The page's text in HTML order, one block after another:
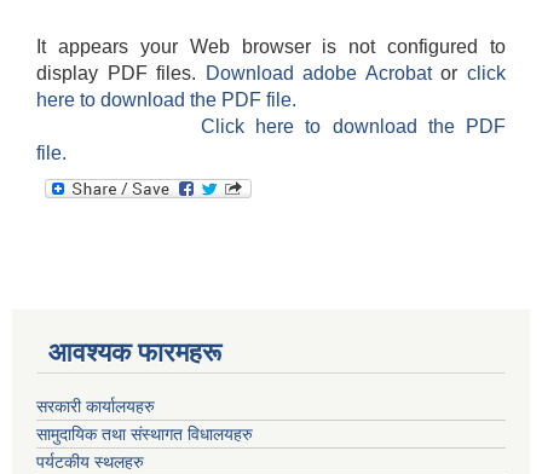
It appears your Web browser is not configured to
display PDF files.
Download adobe Acrobatorclick
here to download the PDF file.
Click here to download the PDF
file.
आवश्यक फारमहरू
सरकारी कार्यालयहरु
सामुदायिक तथा संस्थागत विधालयहरु
पर्यटकीय स्थलहरु